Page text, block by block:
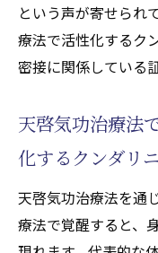
という声が寄せられ
療法で活性化するク
密接に関係している
天啓気功治療法
化するクンダリ
天啓気功治療法を通
療法で覚醒すると、